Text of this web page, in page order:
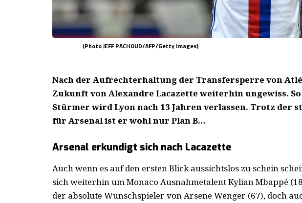
(Photo JEFF PACHOUD/AFP/Getty Images)
Nach der Aufrechterhaltung der Transfersperre von
Zukunft von Alexandre Lacazette weiterhin ungewiss.
Stürmer wird Lyon nach 13 Jahren verlassen. Trotz der
für Arsenal ist er wohl nur Plan B…
Arsenal erkundigt sich nach Lacazette
Auch wenn es auf den ersten Blick aussichtslos zu schein
sich weiterhin um Monaco Ausnahmetalent Kylian Mbappé
der absolute Wunschspieler von Arsene Wenger (67), doch